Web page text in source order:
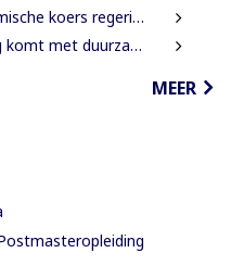
maar wil snellere uitvoering
voor grondenrechten
MEER